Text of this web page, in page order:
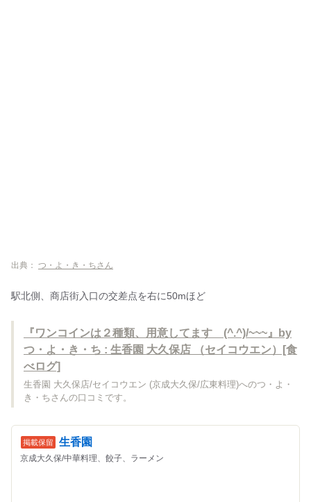
出典： つ・よ・き・ちさん
駅北側、商店街入口の交差点を右に50mほど
『ワンコインは２種類、用意してます (^.^)/~~~』by
つ・よ・き・ち : 生香園 大久保店 （セイコウエン）[食
べログ]
生香園 大久保店/セイコウエン (京成大久保/広東料理)へのつ・よ・
き・ちさんの口コミです。
生香園
京成大久保/中華料理、餃子、ラーメン